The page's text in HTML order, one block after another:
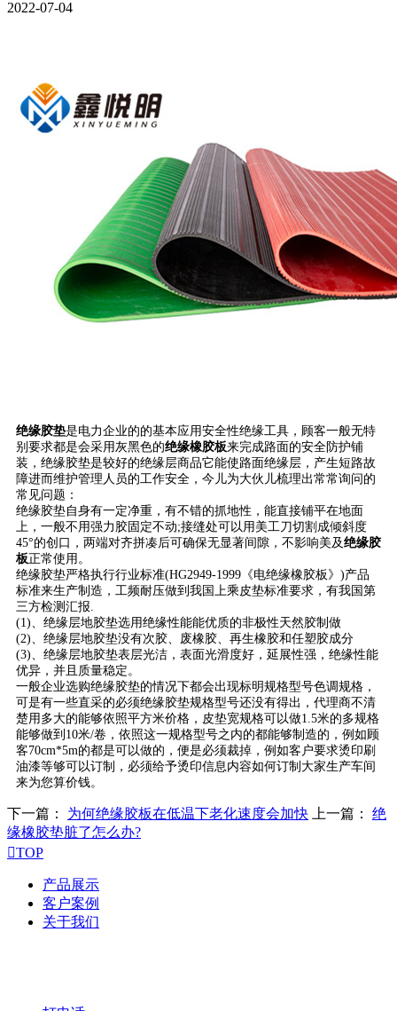
2022-07-04
绝缘胶垫是电力企业的的基本应用安全性绝缘工具，顾客一般无特
别要求都是会采用灰黑色的绝缘橡胶板来完成路面的安全防护铺
装，绝缘胶垫是较好的绝缘层商品它能使路面绝缘层，产生短路故
障进而维护管理人员的工作安全，今儿为大伙儿梳理出常常询问的
常见问题：
绝缘胶垫自身有一定净重，有不错的抓地性，能直接铺平在地面
上，一般不用强力胶固定不动;接缝处可以用美工刀切割成倾斜度
45°的创口，两端对齐拼凑后可确保无显著间隙，不影响美及绝缘胶
板正常使用。
绝缘胶垫严格执行行业标准(HG2949-1999《电绝缘橡胶板》)产品
标准来生产制造，工频耐压做到我国上乘皮垫标准要求，有我国第
三方检测汇报.
(1)、绝缘层地胶垫选用绝缘性能能优质的非极性天然胶制做
(2)、绝缘层地胶垫没有次胶、废橡胶、再生橡胶和任塑胶成分
(3)、绝缘层地胶垫表层光洁，表面光滑度好，延展性强，绝缘性能
优异，并且质量稳定。
一般企业选购绝缘胶垫的情况下都会出现标明规格型号色调规格，
可是有一些直采的必须绝缘胶垫规格型号还没有得出，代理商不清
楚用多大的能够依照平方米价格，皮垫宽规格可以做1.5米的多规格
能够做到10米/卷，依照这一规格型号之内的都能够制造的，例如顾
客70cm*5m的都是可以做的，便是必须裁掉，例如客户要求烫印刷
油漆等够可以订制，必须给予烫印信息内容如何订制大家生产车间
来为您算价钱。
下一篇： 为何绝缘胶板在低温下老化速度会加快 上一篇： 绝
缘橡胶垫脏了怎么办?
TOP
产品展示
客户案例
关于我们